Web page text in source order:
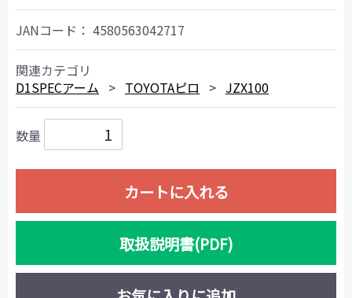
JANコード： 4580563042717
関連カテゴリ
D1SPECアーム
TOYOTAピロ JZX100
数量
カートに入れる
取扱説明書(PDF)